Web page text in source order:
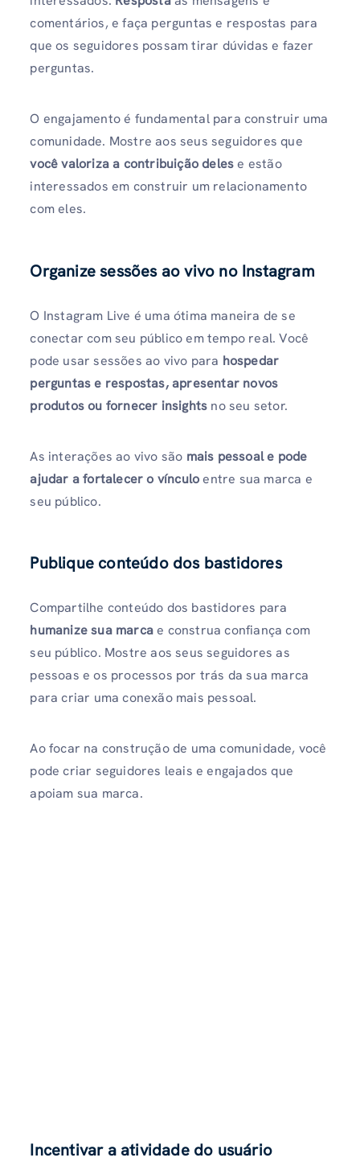
comentários, e faça perguntas e respostas para
que os seguidores possam tirar dúvidas e fazer
perguntas.
O engajamento é fundamental para construir uma
comunidade. Mostre aos seus seguidores que
você valoriza a contribuição delese estão
interessados ​​em construir um relacionamento
com eles.
Organize sessões ao vivo no Instagram
O Instagram Live é uma ótima maneira de se
conectar com seu público em tempo real. Você
pode usar sessões ao vivo para hospedar
perguntas e respostas, apresentar novos
produtos ou fornecer insights no seu setor.
As interações ao vivo são mais pessoal e pode
ajudar a fortalecer o vínculoentre sua marca e
seu público.
Publique conteúdo dos bastidores
Compartilhe conteúdo dos bastidores para
humanize sua marcae construa confiança com
seu público. Mostre aos seus seguidores as
pessoas e os processos por trás da sua marca
para criar uma conexão mais pessoal.
Ao focar na construção de uma comunidade, você
pode criar seguidores leais e engajados que
apoiam sua marca.
Incentivar a atividade do usuário